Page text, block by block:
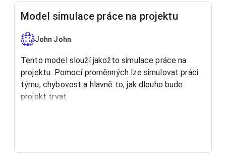
Model simulace práce na projektu
John John
Tento model slouží jakožto simulace práce na
projektu. Pomocí proměnných lze simulovat práci
týmu, chybovost a hlavně to, jak dlouho bude
projekt trvat